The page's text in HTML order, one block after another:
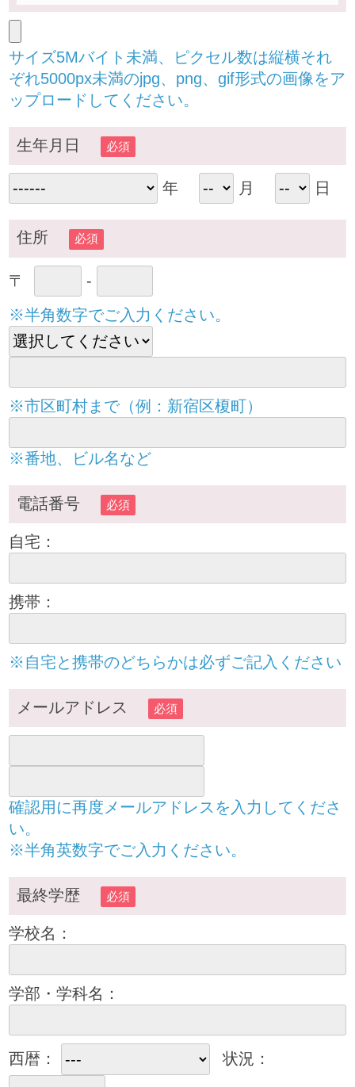
サイズ5Mバイト未満、ピクセル数は縦横それ
ぞれ5000px未満のjpg、png、gif形式の画像をア
ップロードしてください。
生年月日 必須
年 月 日
住所 必須
〒
-
※半角数字でご入力ください。
※市区町村まで（例：新宿区榎町）
※番地、ビル名など
電話番号 必須
自宅：
携帯：
※自宅と携帯のどちらかは必ずご記入ください
メールアドレス 必須
確認用に再度メールアドレスを入力してくださ
い。
※半角英数字でご入力ください。
最終学歴 必須
学校名：
学部・学科名：
西暦： 状況：